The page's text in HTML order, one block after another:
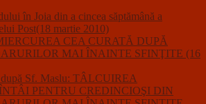
în Joia din a cincea săptămână a
Post(18 martie 2010)
CEA CURATĂ DUPĂ
MAI ÎNAINTE SFINŢITE (16
Sf. Maslu: TÂLCUIREA
PENTRU CREDINCIOŞI DIN